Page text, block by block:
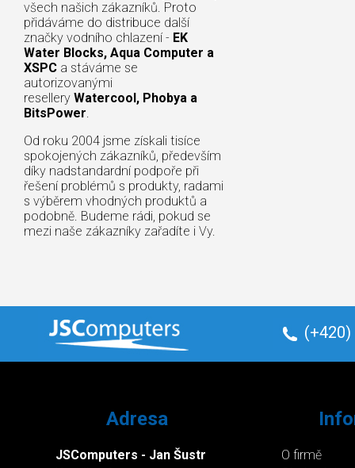
všech našich zákazníků. Proto
přidáváme do distribuce další
značky vodního chlazení - EK
Water Blocks, Aqua Computer a
XSPC a stáváme se
autorizovanými
resellery Watercool, Phobya a
BitsPower.
Od roku 2004 jsme získali tisíce
spokojených zákazníků, především
díky nadstandardní podpoře při
řešení problémů s produkty, radami
s výběrem vhodných produktů a
podobně. Budeme rádi, pokud se
mezi naše zákazníky zařadíte i Vy.
(+420)
Adresa
JSComputers - Jan Šustr
O firmě